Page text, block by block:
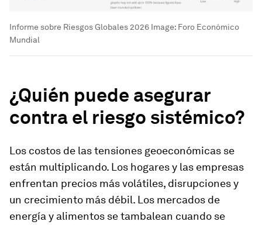
Informe sobre Riesgos Globales 2026 Image: Foro Económico
Mundial
¿Quién puede asegurar
contra el riesgo sistémico?
Los costos de las tensiones geoeconómicas se
están multiplicando. Los hogares y las empresas
enfrentan precios más volátiles, disrupciones y
un crecimiento más débil. Los mercados de
energía y alimentos se tambalean cuando se